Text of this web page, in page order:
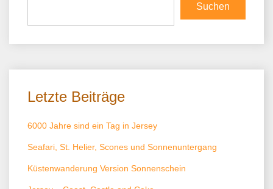
Suchen
Letzte Beiträge
6000 Jahre sind ein Tag in Jersey
Seafari, St. Helier, Scones und Sonnenuntergang
Küstenwanderung Version Sonnenschein